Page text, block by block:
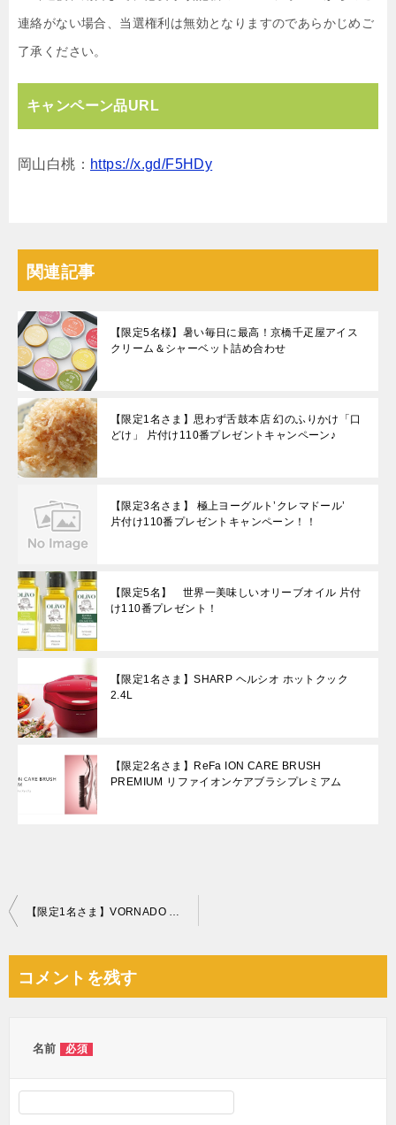
連絡がない場合、当選権利は無効となりますのであらかじめご
了承ください。
キャンペーン品URL
岡山白桃： https://x.gd/F5HDy
関連記事
【限定5名様】暑い毎日に最高！京橋千疋屋アイス
クリーム＆シャーベット詰め合わせ
【限定1名さま】思わず舌鼓本店 幻のふりかけ「口
どけ」 片付け110番プレゼントキャンペーン♪
【限定3名さま】 極上ヨーグルト’クレマドール’
片付け110番プレゼントキャンペーン！！
【限定5名】 世界一美味しいオリーブオイル 片付
け110番プレゼント！
【限定1名さま】SHARP ヘルシオ ホットクック
2.4L
【限定2名さま】ReFa ION CARE BRUSH
PREMIUM リファイオンケアブラシプレミアム
投
ビ
【限定1名さま】VORNADO サーキュレーター VFAN2-JP アンティークグリーン
コメントを残す
名前 必須